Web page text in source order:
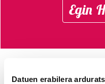
Datuen erabilera
Egin